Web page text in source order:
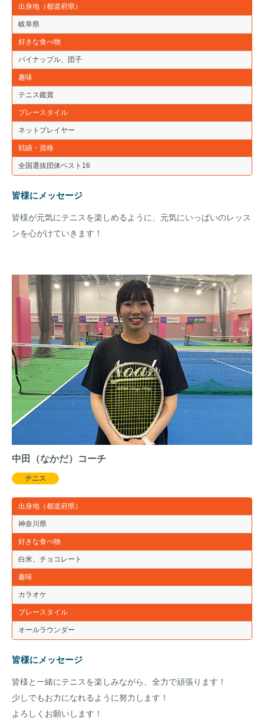
出身地（都道府県）
岐阜県
好きな食べ物
パイナップル、団子
趣味
テニス鑑賞
プレースタイル
ネットプレイヤー
戦績・資格
全国選抜団体ベスト16
皆様にメッセージ
皆様が元気にテニスを楽しめるように、元気にいっぱいのレッス
ンを心がけていきます！
中田（なかだ）コーチ
テニス
出身地（都道府県）
神奈川県
好きな食べ物
白米、チョコレート
趣味
カラオケ
プレースタイル
オールラウンダー
皆様にメッセージ
皆様と一緒にテニスを楽しみながら、全力で頑張ります！
少しでもお力になれるように努力します！
よろしくお願いします！